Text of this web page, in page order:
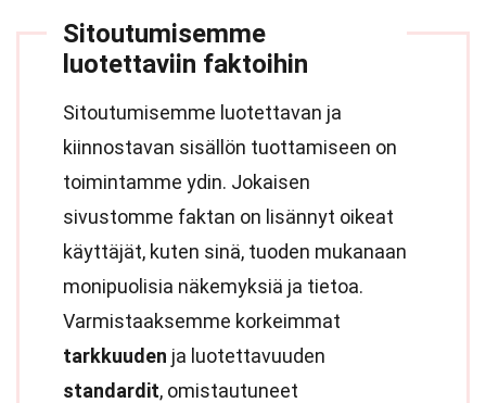
Sitoutumisemme
luotettaviin faktoihin
Sitoutumisemme luotettavan ja
kiinnostavan sisällön tuottamiseen on
toimintamme ydin. Jokaisen
sivustomme faktan on lisännyt oikeat
käyttäjät, kuten sinä, tuoden mukanaan
monipuolisia näkemyksiä ja tietoa.
Varmistaaksemme korkeimmat
tarkkuuden ja luotettavuuden
standardit, omistautuneet